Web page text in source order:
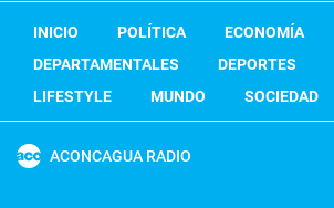
INICIO POLÍTICA ECONOMÍA
DEPARTAMENTALES
DEPORTES
LIFESTYLE
MUNDO SOCIEDAD
ACONCAGUA RADIO